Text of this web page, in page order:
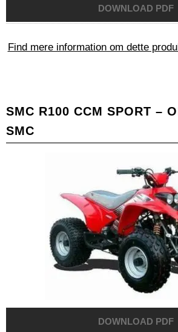
Find mere information om dette
SMC R100 CCM SPORT –
SMC